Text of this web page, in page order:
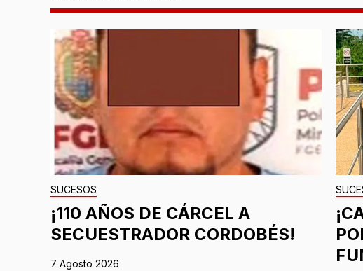
SUCESOS
¡110 AÑOS DE CÁRCEL A
SECUESTRADOR CORDOBÉS!
7 Agosto 2026